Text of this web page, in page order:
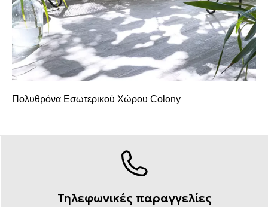
Πολυθρόνα Εσωτερικού Χώρου Colony
Τηλεφωνικές παραγγελίες